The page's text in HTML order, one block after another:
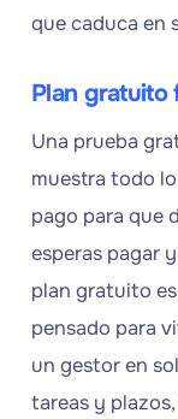
que caduca en
Plan gratuito
Una prueba
muestra todo
pago para que
esperas pagar
plan gratuito
pensado para
un gestor en
tareas y